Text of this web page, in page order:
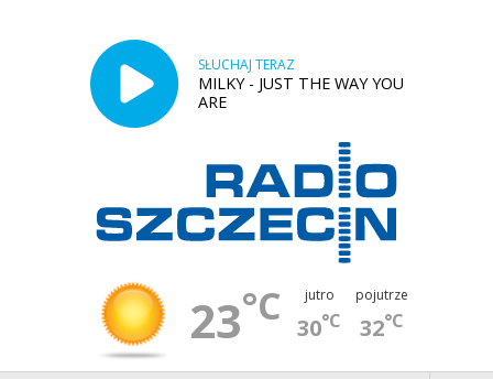
SŁUCHAJ TERAZ
MILKY - JUST THE WAY YOU
ARE
23°C jutro
30°C
pojutrze
32°C